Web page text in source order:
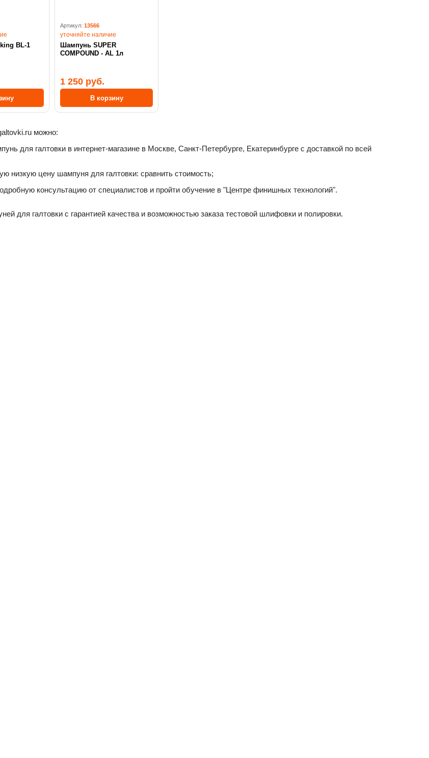
BL-1
Артикул: 13566
уточняйте наличие
Шампунь SUPER
COMPOUND - AL 1л
1 250 руб.
В корзину
можно:
для галтовки в интернет-магазине в Москве, Санкт-Петербурге, Екатеринбурге с доставкой по всей
низкую цену шампуня для галтовки: сравнить стоимость;
консультацию от специалистов и пройти обучение в "Центре финишных технологий".
для галтовки с гарантией качества и возможностью заказа тестовой шлифовки и полировки.